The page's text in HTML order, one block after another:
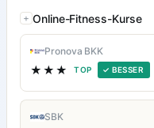
Online-Fitness-Kurse
Pronova BKK
★★★ TOP ✓ BESSER
SBK